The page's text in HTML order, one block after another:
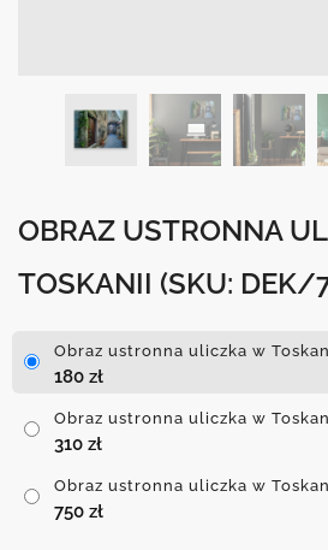
OBRAZ USTRONNA
TOSKANII (SKU: DEK/
Obraz ustronna uliczka w
180 zł
Obraz ustronna uliczka w
310 zł
Obraz ustronna uliczka w
750 zł